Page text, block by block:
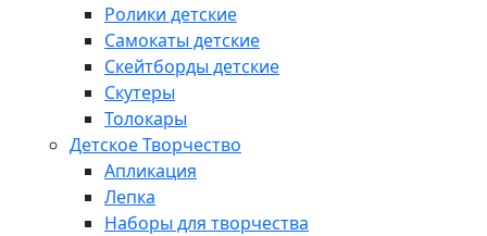
Ролики детские
Самокаты детские
Скейтборды детские
Скутеры
Толокары
Детское Творчество
Апликация
Лепка
Наборы для творчества